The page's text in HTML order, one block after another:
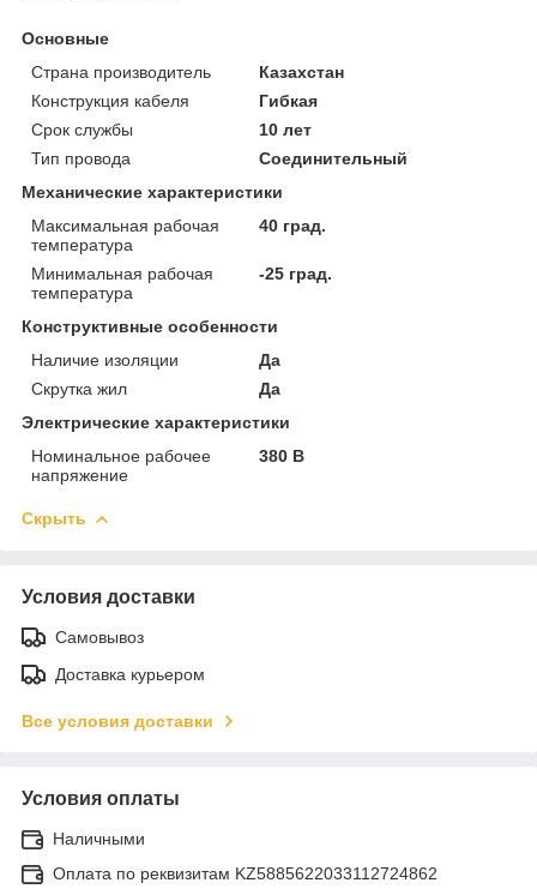
Основные
Страна производитель
Казахстан
Конструкция кабеля
Гибкая
Срок службы
10 лет
Тип провода
Соединительный
Механические характеристики
Максимальная рабочая
температура
40 град.
Минимальная рабочая
температура
-25 град.
Конструктивные особенности
Наличие изоляции
Да
Скрутка жил
Да
Электрические характеристики
Номинальное рабочее
напряжение
380 В
Скрыть
Условия доставки
Самовывоз
Доставка курьером
Все условия доставки
Условия оплаты
Наличными
Оплата по реквизитам KZ5885622033112724862